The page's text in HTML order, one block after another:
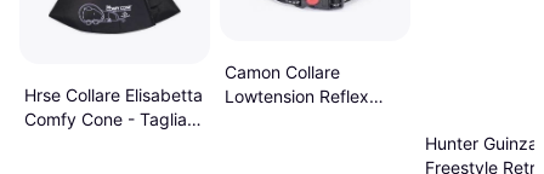
Hrse Collare Elisabetta
Comfy Cone - Taglia
Camon Collare
Lowtension Reflex
Hunter
Freestyle